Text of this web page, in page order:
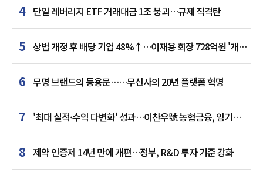
4 단일 레버리지 ETF 거래대금 1조 붕괴…규제 직격탄
5 상법 개정 후 배당 기업 48%↑…이재용 회장 728억원 '개인
최다'
6 무명 브랜드의 등용문……무신사의 20년 플랫폼 혁명
7 '최대 실적·수익 다변화' 성과…이찬우號 농협금융, 임기
말년 성장 박차
8 제약 인증제 14년 만에 개편…정부, R&D 투자 기준 강화